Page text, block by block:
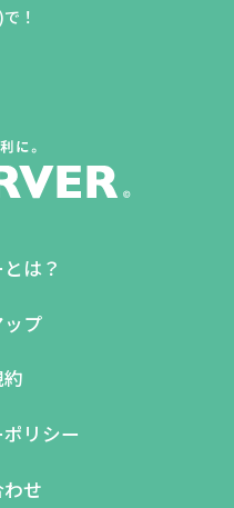
！
は？
プ
リシー
せ